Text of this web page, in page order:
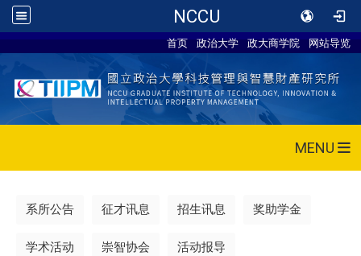
NCCU
首页 政治大学 政大商学院 网站导览
MENU
系所公告 征才讯息 招生讯息 奖助学金
学术活动 崇智协会 活动报导